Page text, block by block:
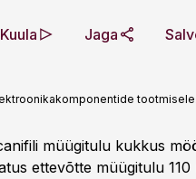
Kuula Jaga
tootmisele.
müügitulu kukkus
ettevõtte müügitulu